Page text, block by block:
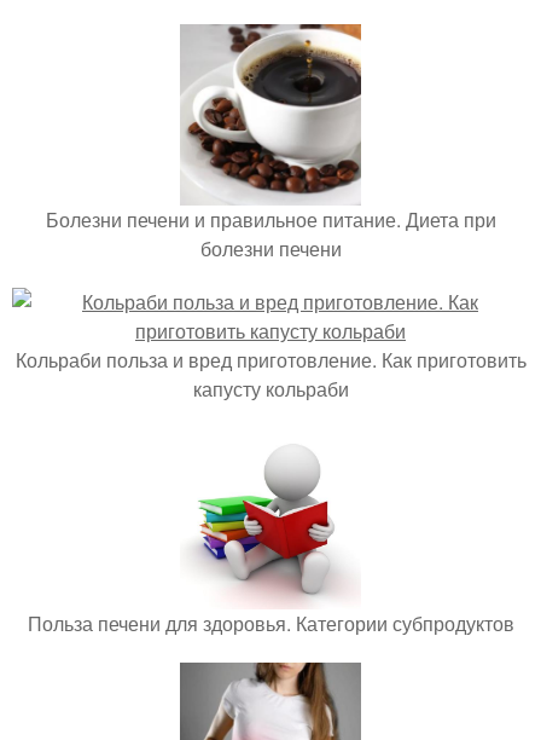
Болезни печени и правильное питание. Диета при
болезни печени
Кольраби польза и вред приготовление. Как приготовить
капусту кольраби
Польза печени для здоровья. Категории субпродуктов